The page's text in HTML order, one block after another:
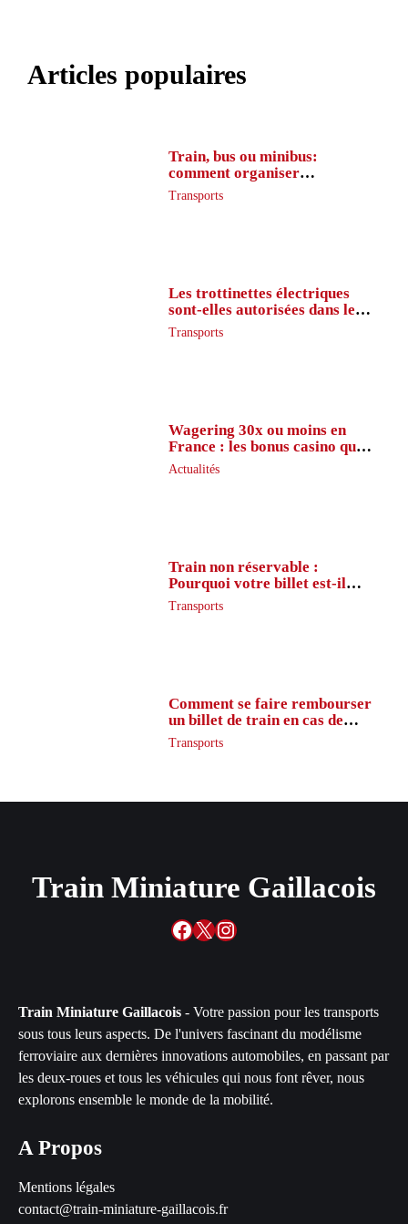
Articles populaires
Train, bus ou minibus:
comment organiser
l’itinéraire en France
Transports
Les trottinettes électriques
sont-elles autorisées dans le
métro ?
Transports
Wagering 30x ou moins en
France : les bonus casino que
peu de joueurs connaissent
vraiment
Actualités
Train non réservable :
Pourquoi votre billet est-il
inaccessible ?
Transports
Comment se faire rembourser
un billet de train en cas de
retard ?
Transports
Train Miniature Gaillacois
Facebook
X Instagram
Train Miniature Gaillacois - Votre passion pour les transports
sous tous leurs aspects. De l'univers fascinant du modélisme
ferroviaire aux dernières innovations automobiles, en passant par
les deux-roues et tous les véhicules qui nous font rêver, nous
explorons ensemble le monde de la mobilité.
A Propos
Mentions légales
contact@train-miniature-gaillacois.fr